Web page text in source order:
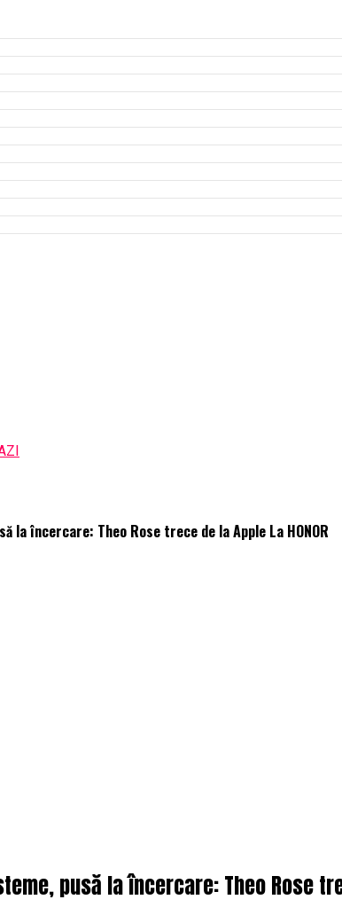
la încercare: Theo Rose trece de la Apple La HONOR
pusă la încercare: Theo Rose